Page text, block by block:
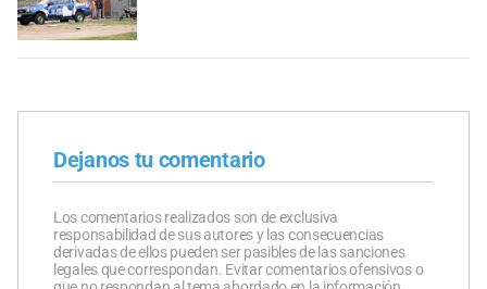
Dejanos tu comentario
Los comentarios realizados son de exclusiva
responsabilidad de sus autores y las consecuencias
derivadas de ellos pueden ser pasibles de las sanciones
legales que correspondan. Evitar comentarios ofensivos o